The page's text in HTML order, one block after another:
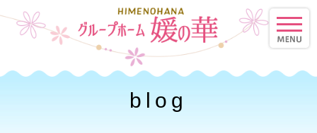
blog